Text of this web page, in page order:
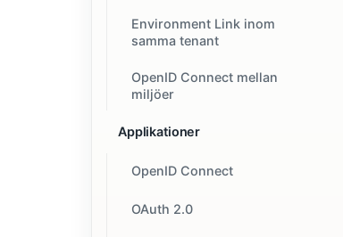
Environment Link inom
samma tenant
OpenID Connect mellan
miljöer
Applikationer
OpenID Connect
OAuth 2.0